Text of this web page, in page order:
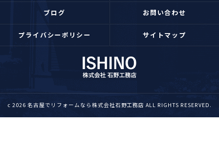
ブログ お問い合わせ
プライバシーポリシー サイトマップ
c 2026 名古屋でリフォームなら株式会社石野工務店 ALL RIGHTS RESERVED.